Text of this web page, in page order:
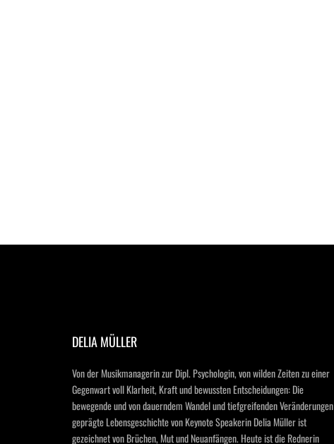
DELIA MÜLLER
Von der Musikmanagerin zur Dipl. Psychologin, von wilden Zeiten zu einer
Gegenwart voll Klarheit, Kraft und bewussten Entscheidungen: Die
bewegende und von dauerndem Wandel und tiefgreifenden Veränderungen
geprägte Lebensgeschichte von Keynote Speakerin Delia Müller ist
gezeichnet von Brüchen, Mut und Neuanfängen. Heute ist die Rednerin